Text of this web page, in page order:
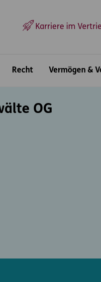
Karriere im
Recht Vermögen &
OG